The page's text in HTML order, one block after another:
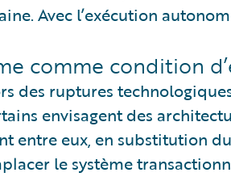
Avec l’exécution
comme condition
des ruptures
envisagent des
entre eux, en substitution
le système